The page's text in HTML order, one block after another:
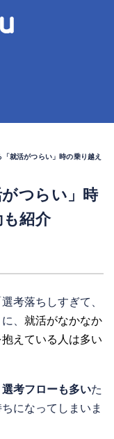
就活がつらい」時の乗り越え
つらい」時
紹介
考落ちしすぎて、
、 就活がなかなか
えている人は多い
考フローも多いた
になってしまいま